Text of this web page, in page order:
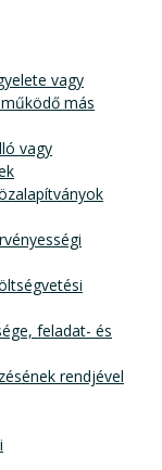
vagy
más
vagy
feladat- és
rendjével